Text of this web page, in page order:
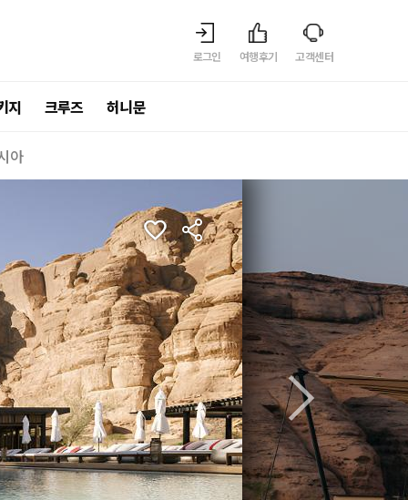
로그인 여행후기 고객센터
지 크루즈 허니문
아